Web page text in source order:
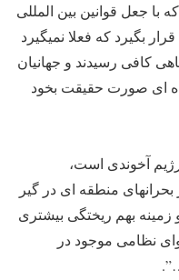
با جعل قوانین بین المللی
بگیرد که فعلا نمیگیرد
کافی رسیدند و جهانیان
ای صورت حقیقت بخود
آخوندى است،
منطقه اى در گیر
زمینه بهم ریختگى بیشترى
نظامى موجود در